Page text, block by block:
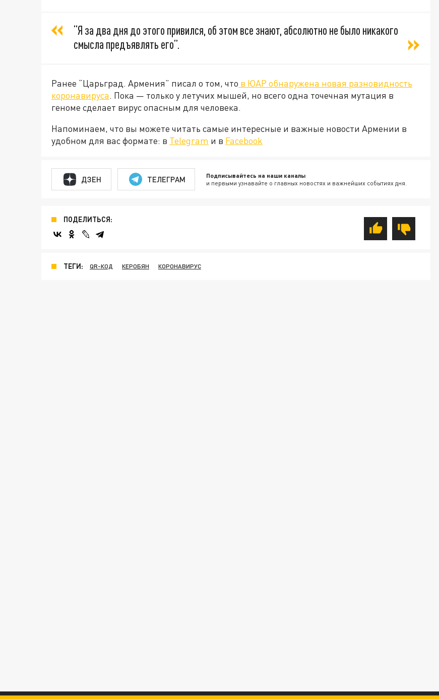
“Я за два дня до этого привился, об этом все знают, абсолютно не было никакого
смысла предъявлять его”.
Ранее “Царьград. Армения” писал о том, что в ЮАР обнаружена новая разновидность
коронавируса. Пока — только у летучих мышей, но всего одна точечная мутация в
геноме сделает вирус опасным для человека.
Напоминаем, что вы можете читать самые интересные и важные новости Армении в
удобном для вас формате: в Telegram и в Facebook
ДЗЕН ТЕЛЕГРАМ Подписывайтесь на наши каналы
и первыми узнавайте о главных новостях и важнейших событиях дня.
ПОДЕЛИТЬСЯ:
ТЕГИ: QR-КОД КЕРОБЯН КОРОНАВИРУС